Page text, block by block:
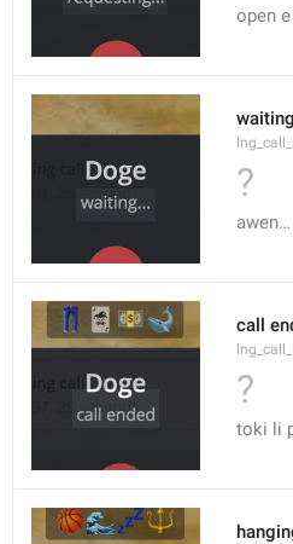
open
?
awen…
call
?
toki li